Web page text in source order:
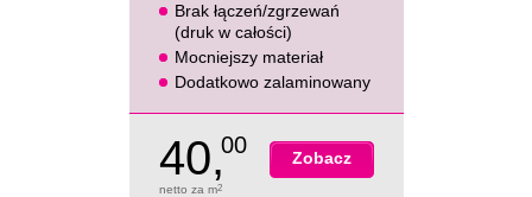
Brak łączeń/zgrzewań
(druk w całości)
Mocniejszy materiał
Dodatkowo zalaminowany
Zobacz
40,00
netto za m2